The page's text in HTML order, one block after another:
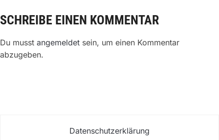
SCHREIBE EINEN KOMMENTAR
Du musst angemeldet sein, um einen Kommentar
abzugeben.
Datenschutzerklärung